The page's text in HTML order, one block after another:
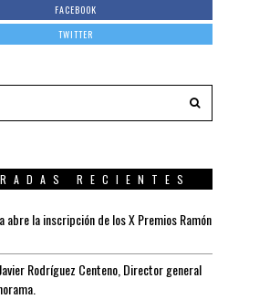
FACEBOOK
TWITTER
RECIENTES
abre la inscripción de los X Premios Ramón
Rodríguez Centeno, Director general